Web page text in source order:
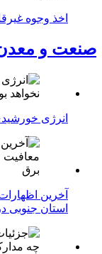
اخذ وجوه
صنعت و
انرژی
استان جنوبی